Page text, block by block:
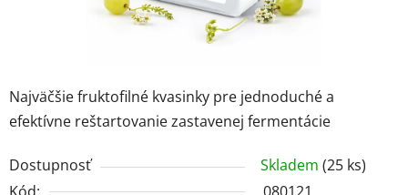
Najväčšie fruktofilné kvasinky pre jednoduché a
efektívne reštartovanie zastavenej fermentácie
Dostupnosť Skladem (25 ks)
Kód:
080121